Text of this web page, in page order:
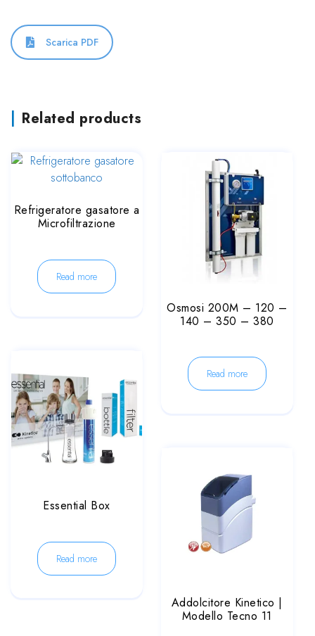
Scarica PDF
Related products
Refrigeratore gasatore a
Microfiltrazione
Read more
Osmosi 200M – 120 –
140 – 350 – 380
Read more
Essential Box
Read more
Addolcitore Kinetico |
Modello Tecno 11